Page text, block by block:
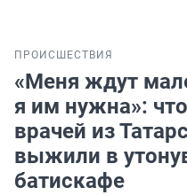
ПРОИСШЕСТВИЯ
«Меня ждут
я им нужна»:
врачей из
выжили в
батискафе